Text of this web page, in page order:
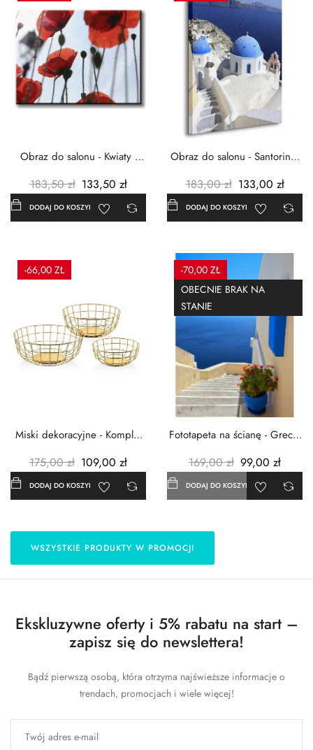
Obraz do salonu - Kwiaty -
183,50 zł 133,50 zł
DODAJ DO KOSZYKA
Obraz do salonu - Santorini -
183,00 zł 133,00 zł
DODAJ DO KOSZYKA
-66,00 ZŁ
Miski dekoracyjne - Komplet
175,00 zł 109,00 zł
DODAJ DO KOSZYKA
-70,00 ZŁ
OBECNIE BRAK NA
STANIE
Fototapeta na ścianę - Grecja
169,00 zł 99,00 zł
DODAJ DO KOSZYKA
WSZYSTKIE PRODUKTY W PROMOCJI
Ekskluzywne oferty i 5% rabatu na start –
zapisz się do newslettera!
Bądź pierwszą osobą, która otrzyma najświeższe informacje o
trendach, promocjach i wiele więcej!